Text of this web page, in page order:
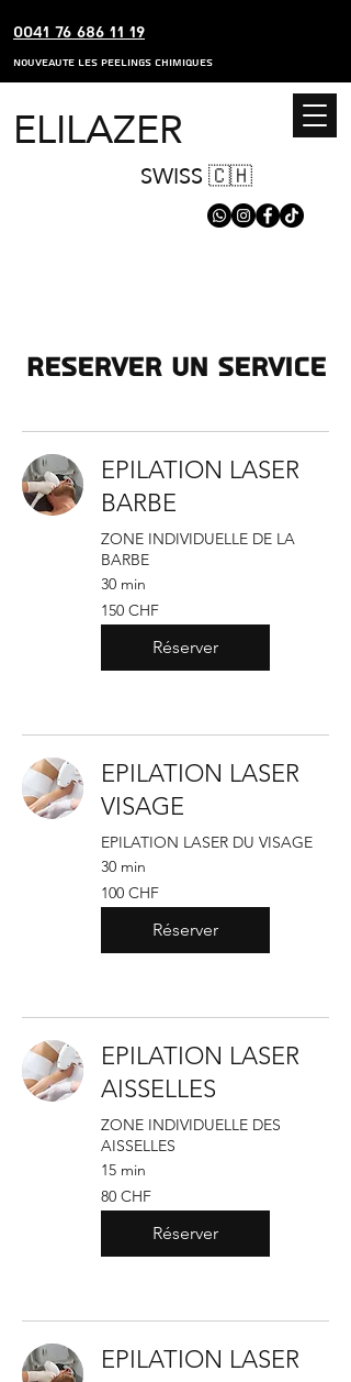
0041 76 686 11 19
nouveaute les peelings chimiques
ELILAZER
SWISS 🇨🇭
Reserver un service
EPILATION LASER
BARBE
ZONE INDIVIDUELLE DE LA
BARBE
30 min
150
francs
suisses
150 CHF
Réserver
EPILATION LASER
VISAGE
EPILATION LASER DU VISAGE
30 min
100
francs
suisses
100 CHF
Réserver
EPILATION LASER
AISSELLES
ZONE INDIVIDUELLE DES
AISSELLES
15 min
80
francs
suisses
80 CHF
Réserver
EPILATION LASER